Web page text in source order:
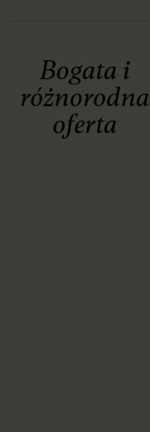
Bogata i
różnorodna
oferta